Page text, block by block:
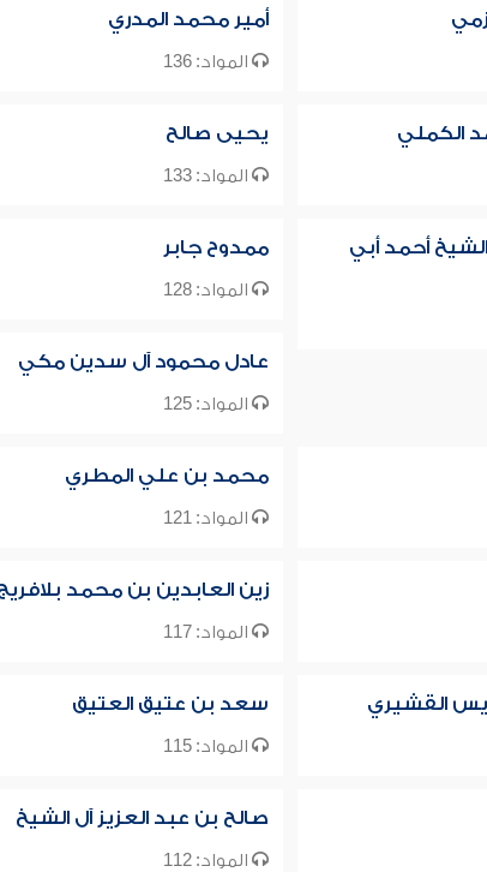
أمير محمد المدري
المواد: 136
الكملي يحيى صالح
المواد: 133
أحمد أبي
ممدوح جابر
المواد: 128
عادل محمود آل سدين مكي
المواد: 125
محمد بن علي المطري
المواد: 121
زين العابدين بن محمد
المواد: 117
القشيري سعد بن عتيق العتيق
المواد: 115
صالح بن عبد العزيز آل الشيخ
المواد: 112